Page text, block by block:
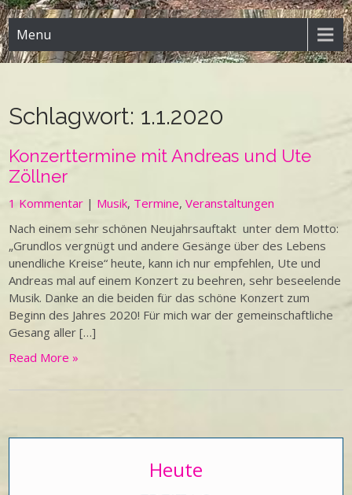
Menu
Schlagwort: 1.1.2020
Konzerttermine mit Andreas und Ute
Zöllner
1 Kommentar | Musik, Termine,Veranstaltungen
Nach einem sehr schönen Neujahrsauftakt unter dem Motto:
„Grundlos vergnügt und andere Gesänge über des Lebens
unendliche Kreise“ heute, kann ich nur empfehlen, Ute und
Andreas mal auf einem Konzert zu beehren, sehr beseelende
Musik. Danke an die beiden für das schöne Konzert zum
Beginn des Jahres 2020! Für mich war der gemeinschaftliche
Gesang aller […]
Read More »
Heute